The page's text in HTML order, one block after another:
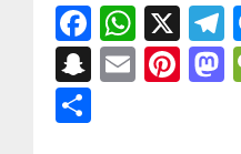
X
Email